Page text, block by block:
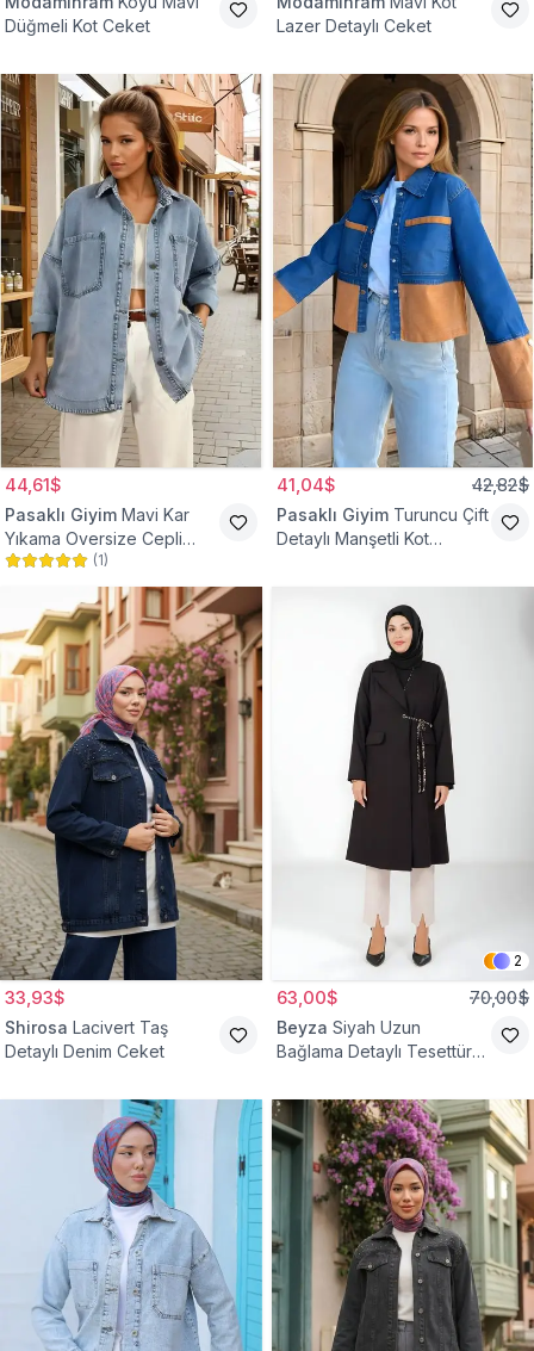
Düğmeli Kot Ceket
Lazer Detaylı Ceket
44,61$
Pasaklı Giyim Mavi Kar
Yıkama Oversize Cepli
Düğmeli Tesettür Gömlek
(1)
41,04$ 42,82$
Pasaklı Giyim Turuncu Çift
Detaylı Manşetli Kot
33,93$
Shirosa Lacivert Taş
Detaylı Denim Ceket
2
63,00$ 70,00$
Beyza Siyah Uzun
Bağlama Detaylı Tesettür